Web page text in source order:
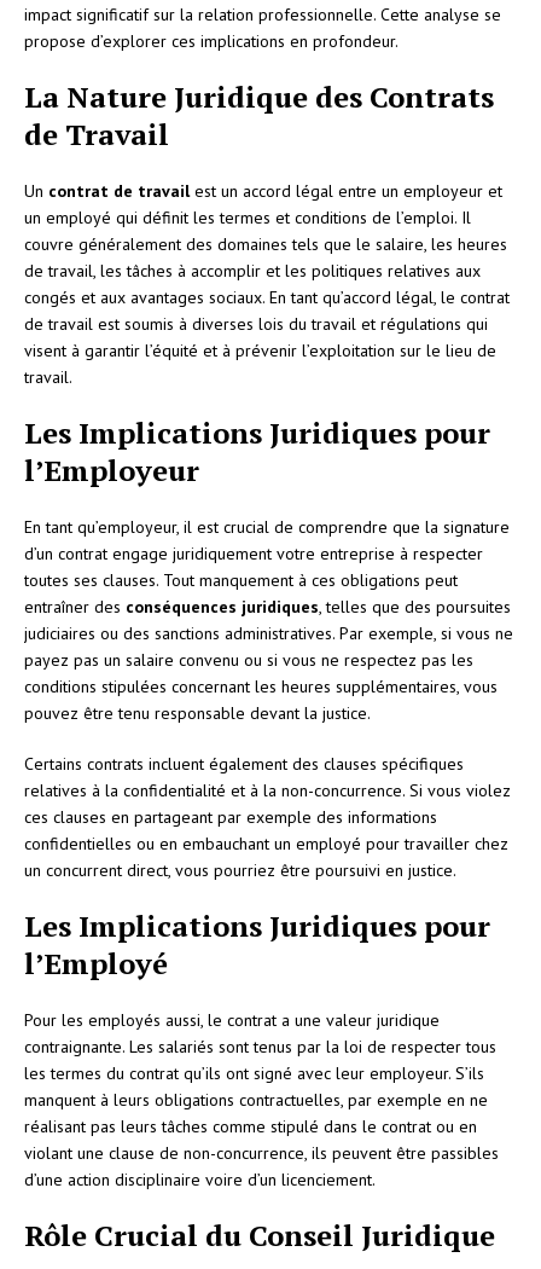
impact significatif sur la relation professionnelle. Cette analyse se
propose d’explorer ces implications en profondeur.
La Nature Juridique des Contrats
de Travail
Un contrat de travailest un accord légal entre un employeur et
un employé qui définit les termes et conditions de l’emploi. Il
couvre généralement des domaines tels que le salaire, les heures
de travail, les tâches à accomplir et les politiques relatives aux
congés et aux avantages sociaux. En tant qu’accord légal, le contrat
de travail est soumis à diverses lois du travail et régulations qui
visent à garantir l’équité et à prévenir l’exploitation sur le lieu de
travail.
Les Implications Juridiques pour
l’Employeur
En tant qu’employeur, il est crucial de comprendre que la signature
d’un contrat engage juridiquement votre entreprise à respecter
toutes ses clauses. Tout manquement à ces obligations peut
entraîner des conséquences juridiques, telles que des poursuites
judiciaires ou des sanctions administratives. Par exemple, si vous ne
payez pas un salaire convenu ou si vous ne respectez pas les
conditions stipulées concernant les heures supplémentaires, vous
pouvez être tenu responsable devant la justice.
Certains contrats incluent également des clauses spécifiques
relatives à la confidentialité et à la non-concurrence. Si vous violez
ces clauses en partageant par exemple des informations
confidentielles ou en embauchant un employé pour travailler chez
un concurrent direct, vous pourriez être poursuivi en justice.
Les Implications Juridiques pour
l’Employé
Pour les employés aussi, le contrat a une valeur juridique
contraignante. Les salariés sont tenus par la loi de respecter tous
les termes du contrat qu’ils ont signé avec leur employeur. S’ils
manquent à leurs obligations contractuelles, par exemple en ne
réalisant pas leurs tâches comme stipulé dans le contrat ou en
violant une clause de non-concurrence, ils peuvent être passibles
d’une action disciplinaire voire d’un licenciement.
Rôle Crucial du Conseil Juridique